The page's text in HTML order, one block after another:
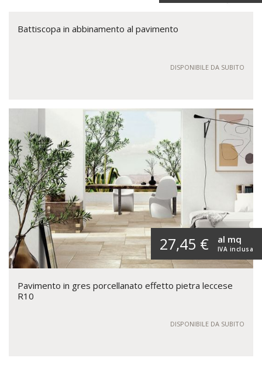
Battiscopa in abbinamento al pavimento
DISPONIBILE DA SUBITO
27,45 € IVA inclusa
al mq
Pavimento in gres porcellanato effetto pietra leccese
R10
DISPONIBILE DA SUBITO